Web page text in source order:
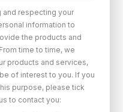
and respecting your
information to
the products and
time to time, we
products and services,
of interest to you. If you
purpose, please tick
to contact you: